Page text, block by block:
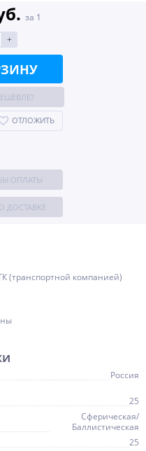
(транспортной компанией)
за 1
+
ОТЛОЖИТЬ
ОПЛАТЫ
ДОСТАВКЕ
Россия
25
Сферическая/
Баллистическая
25